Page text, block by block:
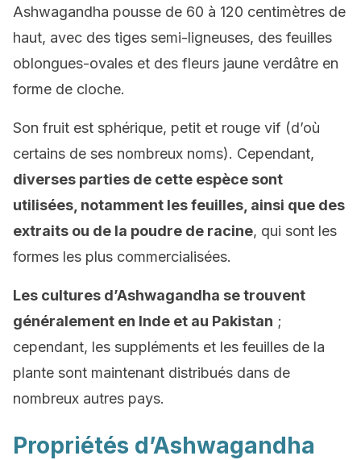
Ashwagandha pousse de 60 à 120 centimètres de
haut, avec des tiges semi-ligneuses, des feuilles
oblongues-ovales et des fleurs jaune verdâtre en
forme de cloche.
Son fruit est sphérique, petit et rouge vif (d’où
certains de ses nombreux noms). Cependant,
diverses parties de cette espèce sont
utilisées, notamment les feuilles, ainsi que des
extraits ou de la poudre de racine, qui sont les
formes les plus commercialisées.
Les cultures d’Ashwagandha se trouvent
généralement en Inde et au Pakistan ;
cependant, les suppléments et les feuilles de la
plante sont maintenant distribués dans de
nombreux autres pays.
Propriétés d’Ashwagandha